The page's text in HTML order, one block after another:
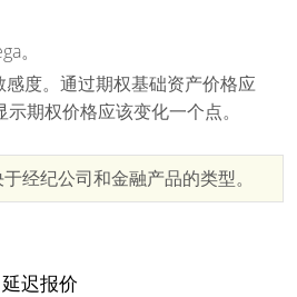
。
度。通过期权基础资产价格应
期权价格应该变化一个点。
经纪公司和金融产品的类型。
延迟报价